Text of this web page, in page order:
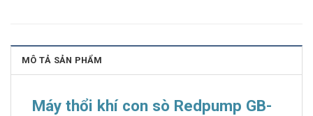
MÔ TẢ SẢN PHẨM
Máy thổi khí con sò Redpump GB-